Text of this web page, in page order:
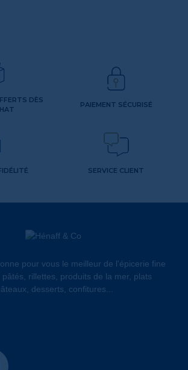
DÈS
PAIEMENT SÉCURISÉ
SERVICE CLIENT
pour vous le meilleur de l'épicerie fine
rillettes, produits de la mer, plats
desserts, confitures...